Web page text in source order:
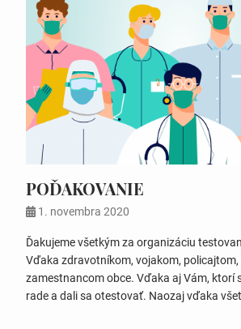
POĎAKOVANIE
1. novembra 2020
Ďakujeme všetkým za organizáciu
Vďaka zdravotníkom, vojakom,
zamestnancom obce. Vďaka aj Vám, ktorí
rade a dali sa otestovať. Naozaj vďaka